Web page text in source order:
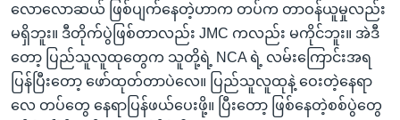
s
l
i
d
e
e
လောလောဆယ် ဖြစ်ပျက်နေတဲ့ဟာက တပ်က တာဝန်ယူမှုလည်း
မရှိဘူး။ ဒီတိုက်ပွဲဖြစ်တာလည်း JMC ကလည်း မကိုင်ဘူး။ အဲဒီ
တော့ ပြည်သူလူထုတွေက သူတို့ရဲ့ NCA ရဲ့ လမ်းကြောင်းအရ
ပြန်ပြီးတော့ ဖော်ထုတ်တာပဲလေ။ ပြည်သူလူထုနဲ့ ဝေးတဲ့နေရာ
လေ တပ်တွေ နေရာပြန်ဖယ်ပေးဖို့။ ပြီးတော့ ဖြစ်နေတဲ့စစ်ပွဲတွေ